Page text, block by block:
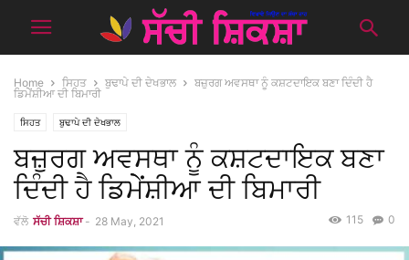
Home ਸਿਹਤ ਬੁਢਾਪੇ ਦੀ ਦੇਖਭਾਲ
ਬਜ਼ੁਰਗ ਅਵਸਥਾ ਨੂੰ ਕਸ਼ਟਦਾਇਕ ਬਣਾ ਦਿੰਦੀ ਹੈ
ਡਿਮੇੇਂਸ਼ੀਆ ਦੀ ਬਿਮਾਰੀ
ਸਿਹਤ ਬੁਢਾਪੇ ਦੀ ਦੇਖਭਾਲ
ਬਜ਼ੁਰਗ ਅਵਸਥਾ ਨੂੰ ਕਸ਼ਟਦਾਇਕ ਬਣਾ
ਦਿੰਦੀ ਹੈ ਡਿਮੇੇਂਸ਼ੀਆ ਦੀ ਬਿਮਾਰੀ
ਵੱਲੋ ਸੱਚੀ ਸ਼ਿਕਸ਼ਾ - 28 May, 2021 0
115